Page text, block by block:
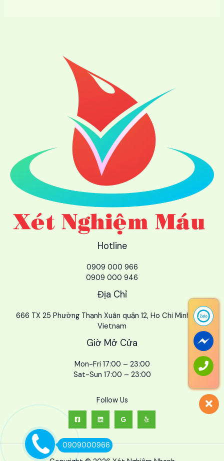
Hotline
0909 000 966
0909 000 946
Địa Chỉ
666 TX 25 Phường Thạnh Xuân quận 12, Ho Chi Minh City,
Vietnam
Giờ Mở Cửa
Mon-Fri 17:00 – 23:00
Sat-Sun 17:00 – 23:00
Follow Us
0909000966